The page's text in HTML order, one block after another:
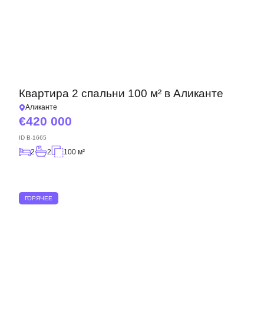
Квартира 2 спальни 100 м² в Аликанте
Аликанте
420 000
ID B-1665
2 2 100 м²
ГОРЯЧЕЕ